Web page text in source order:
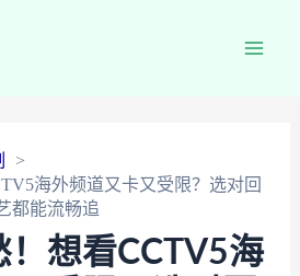
海外频道又卡又受限？选对回
都能流畅追
！想看CCTV5海